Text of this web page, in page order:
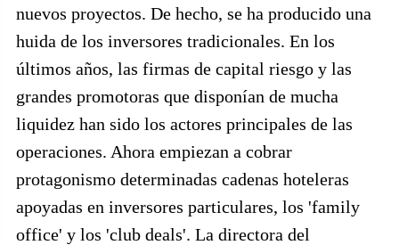
nuevos proyectos. De hecho, se ha producido una
huida de los inversores tradicionales. En los
últimos años, las firmas de capital riesgo y las
grandes promotoras que disponían de mucha
liquidez han sido los actores principales de las
operaciones. Ahora empiezan a cobrar
protagonismo determinadas cadenas hoteleras
apoyadas en inversores particulares, los 'family
office' y los 'club deals'. La directora del